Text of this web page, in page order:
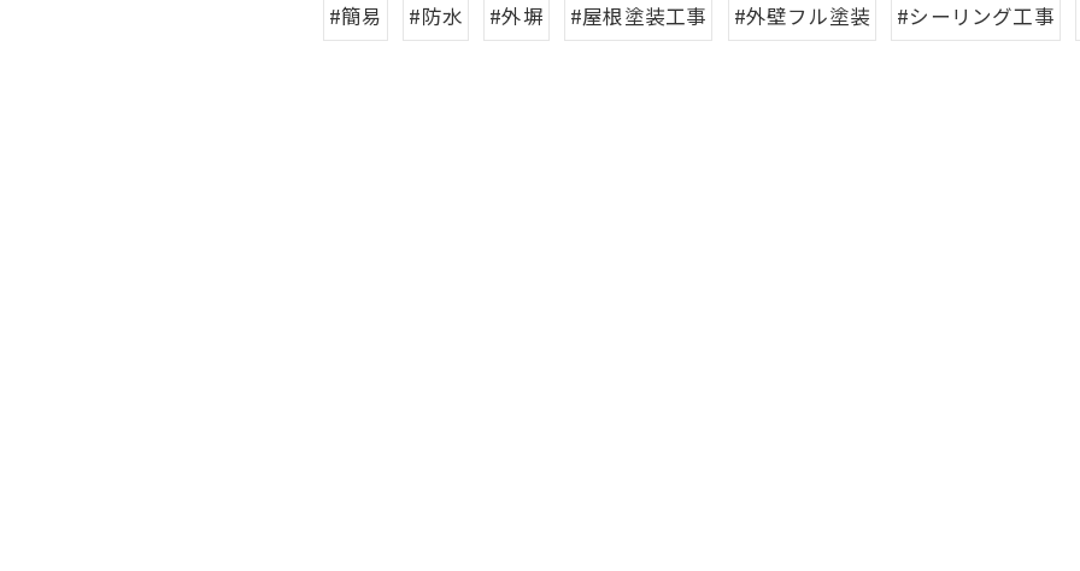
#簡易 #防水 #外塀 #屋根塗装工事 #外壁フル塗装 #シーリング工事